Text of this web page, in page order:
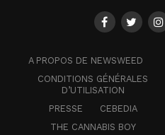
A PROPOS DE NEWSWEED
CONDITIONS GÉNÉRALES
D’UTILISATION
PRESSE
CEBEDIA
THE CANNABIS BOY